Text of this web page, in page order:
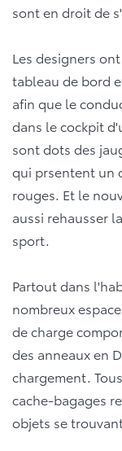
sont en droit de
Les designers
tableau de bord
afin que le
dans le cockpit
sont dots des
qui prsentent un
rouges. Et le
aussi rehausser
sport.
Partout dans
nombreux
de charge
des anneaux en
chargement.
cache-bagages
objets se